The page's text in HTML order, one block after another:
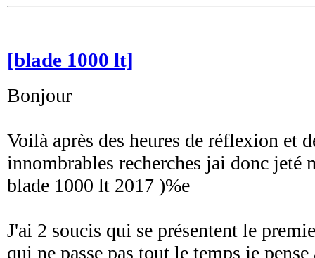
[blade 1000 lt]
Bonjour
Voilà après des heures de réflexion et
innombrables recherches jai donc jeté
blade 1000 lt 2017 )%e
J'ai 2 soucis qui se présentent le
qui ne passe pas tout le temps je